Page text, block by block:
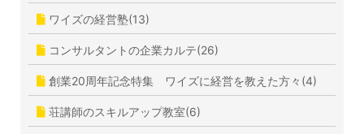
ワイズの経営塾(13)
コンサルタントの企業カルテ(26)
創業20周年記念特集 ワイズに経営を教えた方々(4)
荘講師のスキルアップ教室(6)